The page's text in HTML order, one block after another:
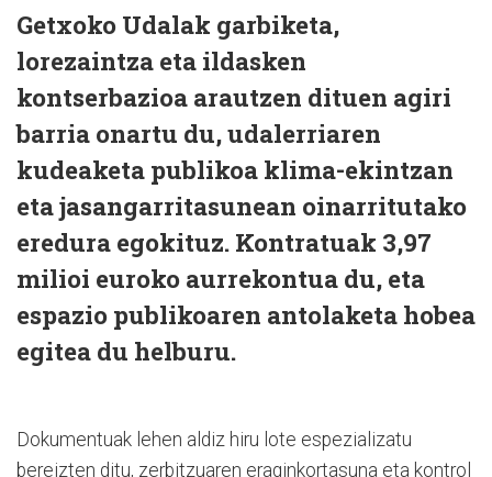
Getxoko Udalak garbiketa,
lorezaintza eta ildasken
kontserbazioa arautzen dituen agiri
barria onartu du, udalerriaren
kudeaketa publikoa klima-ekintzan
eta jasangarritasunean oinarritutako
eredura egokituz. Kontratuak 3,97
milioi euroko aurrekontua du, eta
espazio publikoaren antolaketa hobea
egitea du helburu.
Dokumentuak lehen aldiz hiru lote espezializatu
bereizten ditu, zerbitzuaren eraginkortasuna eta kontrol